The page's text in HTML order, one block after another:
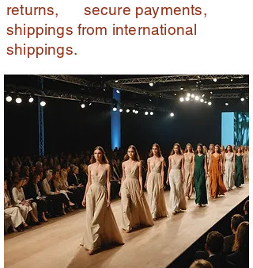
returns, secure payments,
shippings from international
shippings.